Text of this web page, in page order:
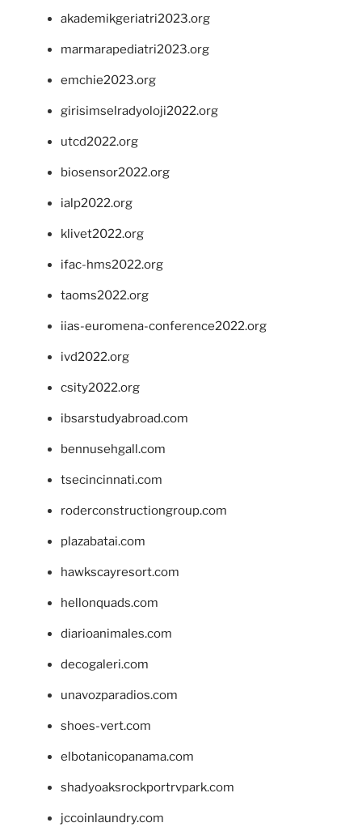
akademikgeriatri2023.org
marmarapediatri2023.org
emchie2023.org
girisimselradyoloji2022.org
utcd2022.org
biosensor2022.org
ialp2022.org
klivet2022.org
ifac-hms2022.org
taoms2022.org
iias-euromena-conference2022.org
ivd2022.org
csity2022.org
ibsarstudyabroad.com
bennusehgall.com
tsecincinnati.com
roderconstructiongroup.com
plazabatai.com
hawkscayresort.com
hellonquads.com
diarioanimales.com
decogaleri.com
unavozparadios.com
shoes-vert.com
elbotanicopanama.com
shadyoaksrockportrvpark.com
jccoinlaundry.com